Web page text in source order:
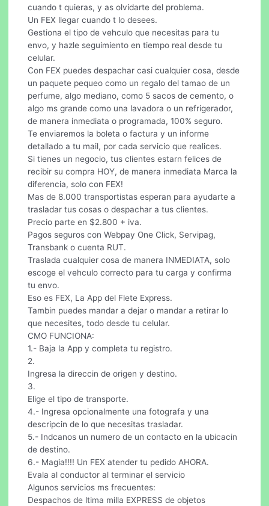
cuando t quieras, y as olvidarte del problema.
Un FEX llegar cuando t lo desees.
Gestiona el tipo de vehculo que necesitas para tu
envo, y hazle seguimiento en tiempo real desde tu
celular.
Con FEX puedes despachar casi cualquier cosa, desde
un paquete pequeo como un regalo del tamao de un
perfume, algo mediano, como 5 sacos de cemento, o
algo ms grande como una lavadora o un refrigerador,
de manera inmediata o programada, 100% seguro.
Te enviaremos la boleta o factura y un informe
detallado a tu mail, por cada servicio que realices.
Si tienes un negocio, tus clientes estarn felices de
recibir su compra HOY, de manera inmediata Marca la
diferencia, solo con FEX!
Mas de 8.000 transportistas esperan para ayudarte a
trasladar tus cosas o despachar a tus clientes.
Precio parte en $2.800 + iva.
Pagos seguros con Webpay One Click, Servipag,
Transbank o cuenta RUT.
Traslada cualquier cosa de manera INMEDIATA, solo
escoge el vehculo correcto para tu carga y confirma
tu envo.
Eso es FEX, La App del Flete Express.
Tambin puedes mandar a dejar o mandar a retirar lo
que necesites, todo desde tu celular.
CMO FUNCIONA:
1.- Baja la App y completa tu registro.
2.
Ingresa la direccin de origen y destino.
3.
Elige el tipo de transporte.
4.- Ingresa opcionalmente una fotografa y una
descripcin de lo que necesitas trasladar.
5.- Indcanos un numero de un contacto en la ubicacin
de destino.
6.- Magia!!!! Un FEX atender tu pedido AHORA.
Evala al conductor al terminar el servicio
Algunos servicios ms frecuentes:
Despachos de ltima milla EXPRESS de objetos